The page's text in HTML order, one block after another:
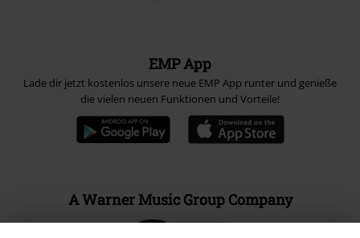
EMP App
Lade dir jetzt kostenlos unsere neue EMP App runter und genieße
die vielen neuen Funktionen und Vorteile!
A Warner Music Group Company